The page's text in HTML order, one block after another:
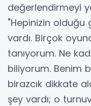
değerlendirmeyi
"Hepinizin
vardı. Birçok
tanıyorum. Ne
biliyorum. Benim
birazcık dikkate
şey vardı; o